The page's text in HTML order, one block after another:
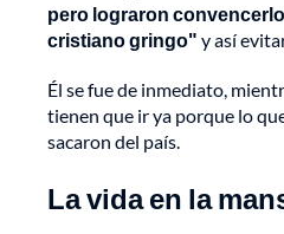
pero lograron
cristiano gringo" y así
Él se fue de inmediato,
tienen que ir ya porque lo
sacaron del país.
La vida en la